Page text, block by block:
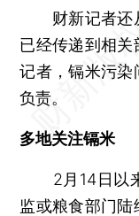
财新记者还从
已经传递到相
记者，镉米污
负责。
多地关注镉米
2月14日以来
监或粮食部门